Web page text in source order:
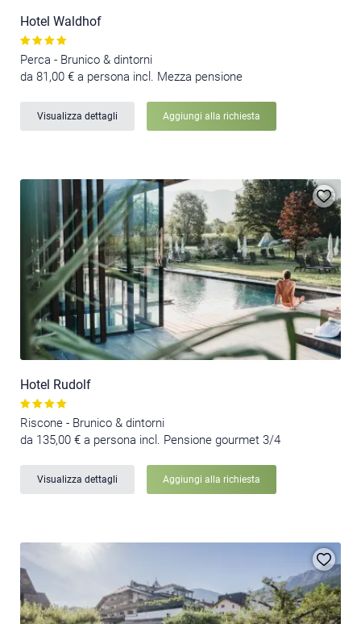
Hotel Waldhof
Perca - Brunico & dintorni
da 81,00 € a persona incl. Mezza pensione
Visualizza dettagli Aggiungi alla richiesta
Hotel Rudolf
Riscone - Brunico & dintorni
da 135,00 € a persona incl. Pensione gourmet 3/4
Visualizza dettagli Aggiungi alla richiesta